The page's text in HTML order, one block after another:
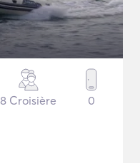
8 Croisière 0